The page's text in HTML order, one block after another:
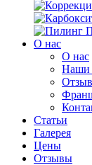
O нас
O нас
Наши
Статьи
Галерея
Цены
Отзывы